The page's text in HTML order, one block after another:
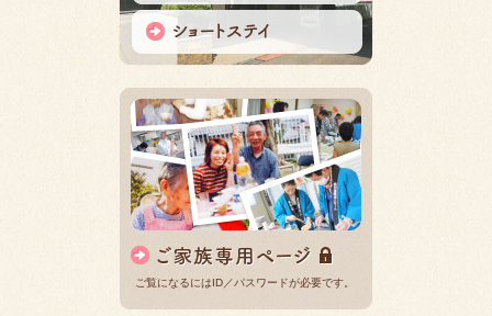
ご覧になるにはID／パスワードが必要です。